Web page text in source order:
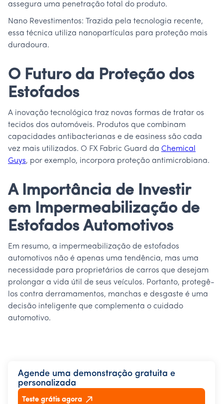
assegura uma penetração total do produto.
Nano Revestimentos: Trazida pela tecnologia recente,
essa técnica utiliza nanopartículas para proteção mais
duradoura.
O Futuro da Proteção dos
Estofados
A inovação tecnológica traz novas formas de tratar os
tecidos dos automóveis. Produtos que combinam
capacidades antibacterianas e de easiness são cada
vez mais utilizados. O FX Fabric Guard da Chemical
Guys, por exemplo, incorpora proteção antimicrobiana.
A Importância de Investir
em Impermeabilização de
Estofados Automotivos
Em resumo, a impermeabilização de estofados
automotivos não é apenas uma tendência, mas uma
necessidade para proprietários de carros que desejam
prolongar a vida útil de seus veículos. Portanto, protegê-
los contra derramamentos, manchas e desgaste é uma
decisão inteligente que complementa o cuidado
automotivo.
Agende uma demonstração gratuita e
personalizada
Teste grátis agora